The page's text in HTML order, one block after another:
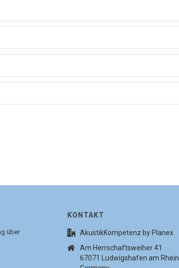
über
KONTAKT
AkustikKompetenz by Planex
Am Herrschaftsweiher 41
67071 Ludwigshafen am Rhein